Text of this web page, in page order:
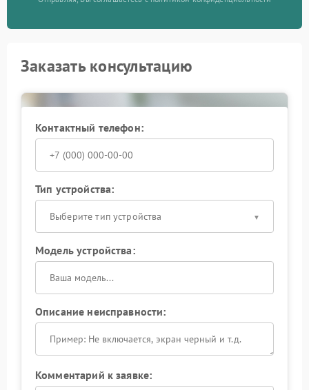
Заказать консультацию
Контактный телефон:
Тип устройства:
Выберите тип устройства
Модель устройства:
Описание неисправности:
Комментарий к заявке: